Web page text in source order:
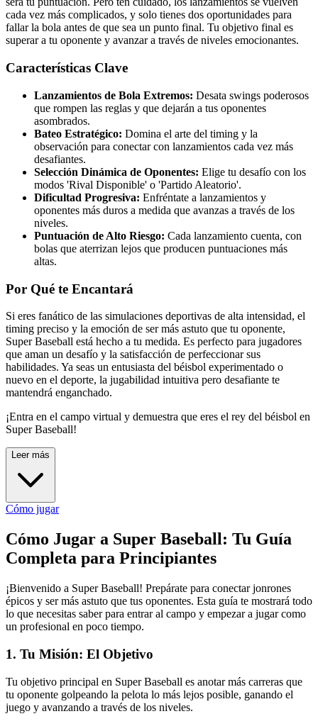
cada vez más complicados, y solo tienes dos oportunidades para
fallar la bola antes de que sea un punto final. Tu objetivo final es
superar a tu oponente y avanzar a través de niveles emocionantes.
Características Clave
Lanzamientos de Bola Extremos: Desata swings poderosos
que rompen las reglas y que dejarán a tus oponentes
asombrados.
Bateo Estratégico: Domina el arte del timing y la
observación para conectar con lanzamientos cada vez más
desafiantes.
Selección Dinámica de Oponentes: Elige tu desafío con los
modos 'Rival Disponible' o 'Partido Aleatorio'.
Dificultad Progresiva: Enfréntate a lanzamientos y
oponentes más duros a medida que avanzas a través de los
niveles.
Puntuación de Alto Riesgo: Cada lanzamiento cuenta, con
bolas que aterrizan lejos que producen puntuaciones más
altas.
Por Qué te Encantará
Si eres fanático de las simulaciones deportivas de alta intensidad, el
timing preciso y la emoción de ser más astuto que tu oponente,
Super Baseball está hecho a tu medida. Es perfecto para jugadores
que aman un desafío y la satisfacción de perfeccionar sus
habilidades. Ya seas un entusiasta del béisbol experimentado o
nuevo en el deporte, la jugabilidad intuitiva pero desafiante te
mantendrá enganchado.
¡Entra en el campo virtual y demuestra que eres el rey del béisbol en
Super Baseball!
Leer más
Cómo jugar
Cómo Jugar a Super Baseball: Tu Guía
Completa para Principiantes
¡Bienvenido a Super Baseball! Prepárate para conectar jonrones
épicos y ser más astuto que tus oponentes. Esta guía te mostrará todo
lo que necesitas saber para entrar al campo y empezar a jugar como
un profesional en poco tiempo.
1. Tu Misión: El Objetivo
Tu objetivo principal en Super Baseball es anotar más carreras que
tu oponente golpeando la pelota lo más lejos posible, ganando el
juego y avanzando a través de los niveles.